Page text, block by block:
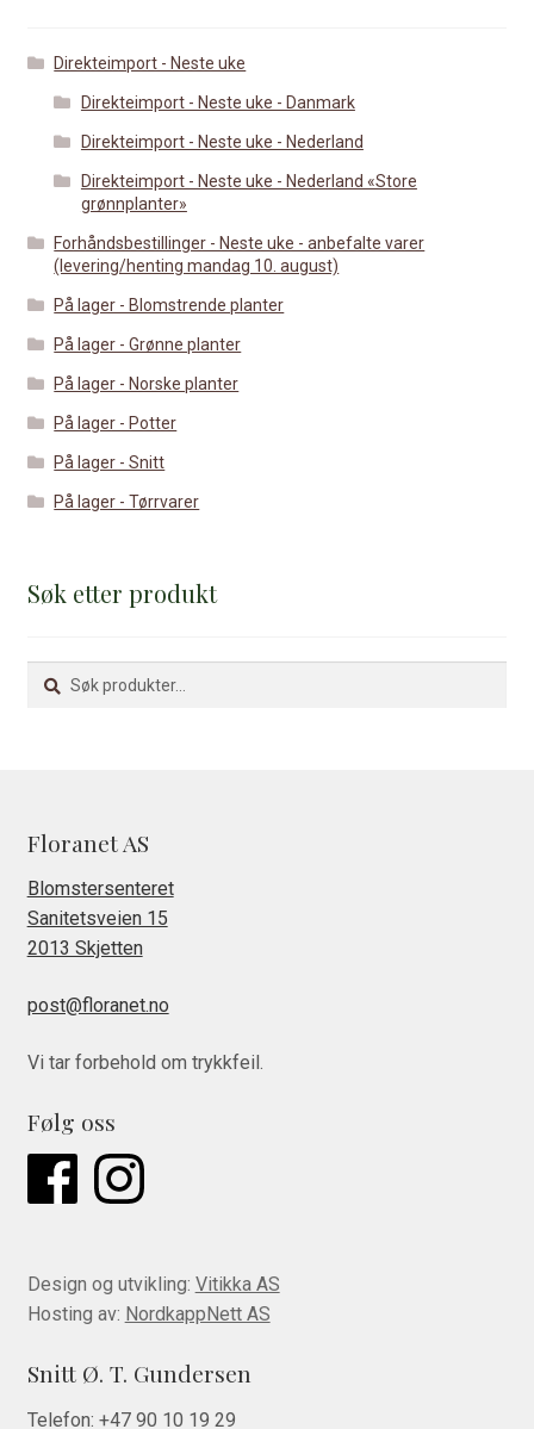
Direkteimport - Neste uke
Direkteimport - Neste uke - Danmark
Direkteimport - Neste uke - Nederland
Direkteimport - Neste uke - Nederland «Store
grønnplanter»
Forhåndsbestillinger - Neste uke - anbefalte varer
(levering/henting mandag 10. august)
På lager - Blomstrende planter
På lager - Grønne planter
På lager - Norske planter
På lager - Potter
På lager - Snitt
På lager - Tørrvarer
Søk etter produkt
Søk
etter:
Søk
Floranet AS
Blomstersenteret
Sanitetsveien 15
2013 Skjetten
post@floranet.no
Vi tar forbehold om trykkfeil.
Følg oss
Design og utvikling: Vitikka AS
Hosting av: NordkappNett AS
Snitt Ø. T. Gundersen
Telefon: +47 90 10 19 29